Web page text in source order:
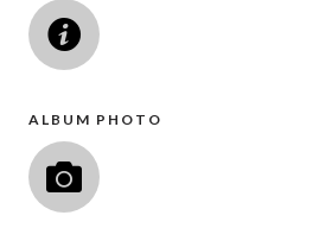
ALBUM PHOTO